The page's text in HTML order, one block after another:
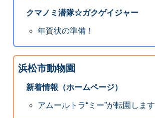
クマノミ潜隊☆ガクゲイジャー
年賀状の準備！
浜松市動物園
新着情報（ホームページ）
アムールトラ“ミー”が転園します